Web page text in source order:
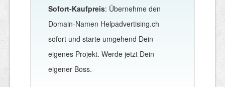
Sofort-Kaufpreis: Übernehme den
Domain-Namen Helpadvertising.ch
sofort und starte umgehend Dein
eigenes Projekt. Werde jetzt Dein
eigener Boss.